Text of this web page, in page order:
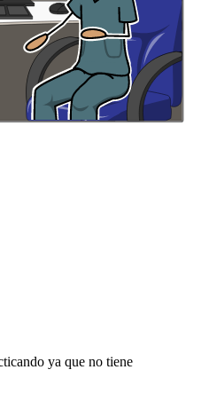
ya que no tiene